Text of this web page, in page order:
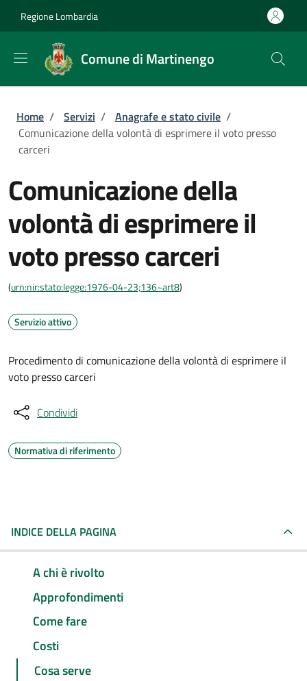
Regione Lombardia
Comune di Martinengo
Briciole di pane
Home / Servizi / Anagrafe e stato civile /
Comunicazione della volontà di esprimere il voto presso
carceri
Comunicazione della
volontà di esprimere il
voto presso carceri
(urn:nir:stato:legge:1976-04-23;136~art8)
Servizio attivo
Procedimento di comunicazione della volontà di esprimere il
voto presso carceri
Condividi
Normativa di riferimento
INDICE DELLA PAGINA
A chi è rivolto
Approfondimenti
Come fare
Costi
Cosa serve